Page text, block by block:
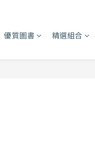
優質圖書 精選組合